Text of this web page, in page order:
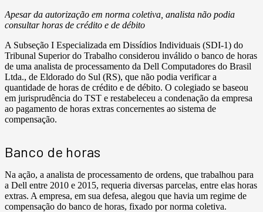
Apesar da autorização em norma coletiva, analista não podia
consultar horas de crédito e de débito
A Subseção I Especializada em Dissídios Individuais (SDI-1) do
Tribunal Superior do Trabalho considerou inválido o banco de horas
de uma analista de processamento da Dell Computadores do Brasil
Ltda., de Eldorado do Sul (RS), que não podia verificar a
quantidade de horas de crédito e de débito. O colegiado se baseou
em jurisprudência do TST e restabeleceu a condenação da empresa
ao pagamento de horas extras concernentes ao sistema de
compensação.
Banco de horas
Na ação, a analista de processamento de ordens, que trabalhou para
a Dell entre 2010 e 2015, requeria diversas parcelas, entre elas horas
extras. A empresa, em sua defesa, alegou que havia um regime de
compensação do banco de horas, fixado por norma coletiva.